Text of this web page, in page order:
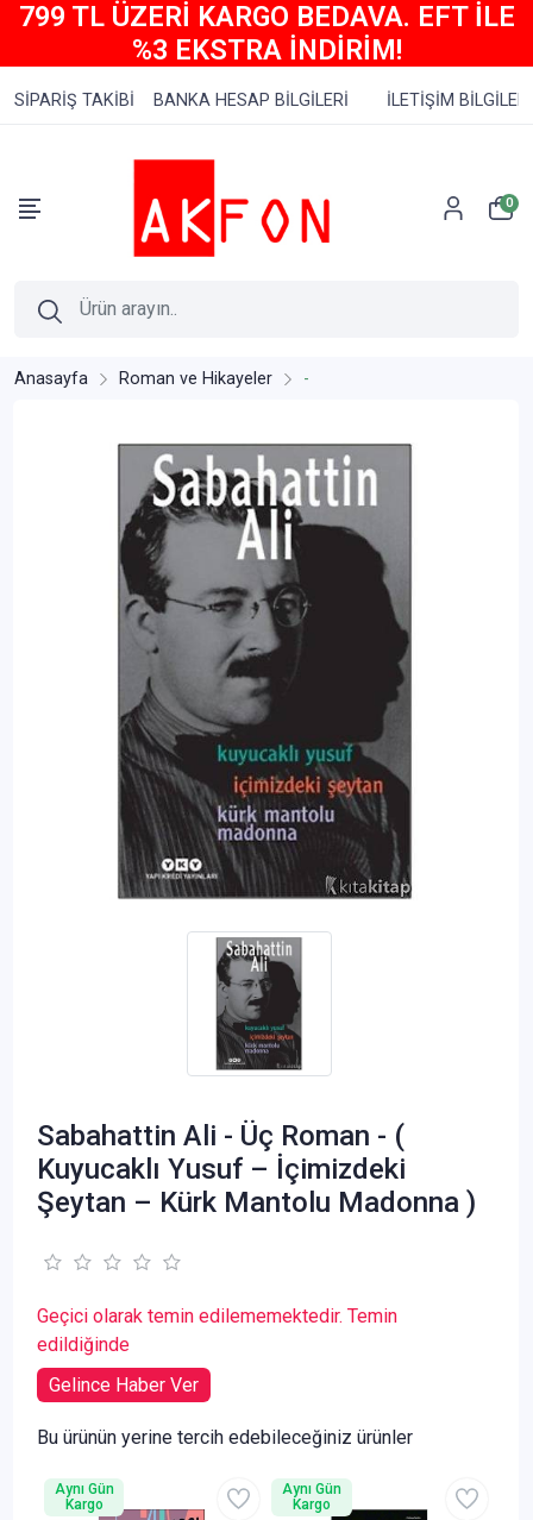
799 TL ÜZERİ KARGO BEDAVA. EFT İLE
%3 EKSTRA İNDİRİM!
SİPARİŞ TAKİBİ BANKA HESAP BİLGİLERİ İLETİŞİM BİLGİLERİ
0
Anasayfa Roman ve Hikayeler -
Sabahattin Ali - Üç Roman - (
Kuyucaklı Yusuf – İçimizdeki
Şeytan – Kürk Mantolu Madonna )
Geçici olarak temin edilememektedir. Temin
edildiğinde
Gelince Haber Ver
Bu ürünün yerine tercih edebileceğiniz ürünler
Aynı Gün
Kargo
Aynı Gün
Kargo